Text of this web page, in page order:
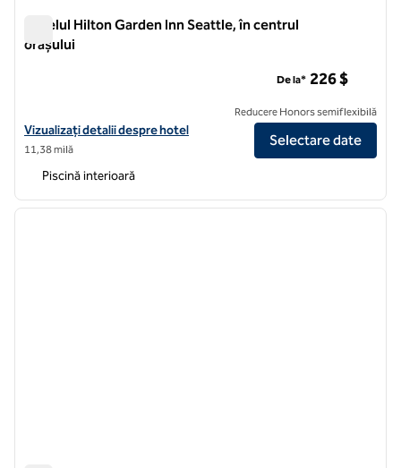
Hotelul Hilton Garden Inn Seattle, în centrul
orașului
Vizualizați detaliile hotelului Hilton Garden Inn Seattle Downtown
Vizualizați detalii despre hotel
11,38 milă
De la* 226 $
Reducere Honors semiflexibilă
Selectare date
Piscină interioară
1 din 11